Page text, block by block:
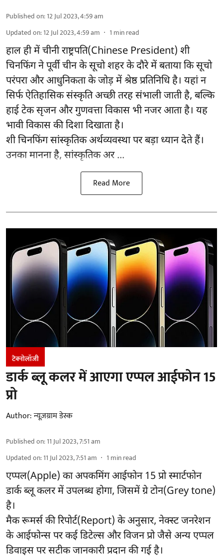
Published on:12 Jul 2023, 4:59 am
Updated on:12 Jul 2023, 4:59 am 1 min read
हाल ही में चीनी राष्ट्रपति(Chinese President) शी
चिनफिंग ने पूर्वी चीन के सूचो शहर के दौरे में बताया कि सूचो
परंपरा और आधुनिकता के जोड़ में श्रेष्ठ प्रतिनिधि है। यहां न
सिर्फ ऐतिहासिक संस्कृति अच्छी तरह संभाली जाती है, बल्कि
हाई टेक सृजन और गुणवत्ता विकास भी नजर आता है। यह
भावी विकास की दिशा दिखाता है।
शी चिनफिंग सांस्कृतिक अर्थव्यवस्था पर बड़ा ध्यान देते हैं।
उनका मानना है, सांस्कृतिक अर ...
Read More
टेक्नोलॉजी
डार्क ब्लू कलर में आएगा एप्पल आईफोन 15
प्रो
Author:न्यूज़ग्राम डेस्क
Published on:11 Jul 2023, 7:51 am
Updated on:11 Jul 2023, 7:51 am 1 min read
एप्पल(Apple) का अपकमिंग आईफोन 15 प्रो स्मार्टफोन
डार्क ब्लू कलर में उपलब्ध होगा, जिसमें ग्रे टोन(Grey tone)
है।
मैक रूमर्स की रिपोर्ट(Report) के अनुसार, नेक्स्ट जनरेशन
के आईफोन्स पर कई डिटेल्स और विजन प्रो जैसे अन्य एप्पल
डिवाइस पर सटीक जानकारी प्रदान की गई है।